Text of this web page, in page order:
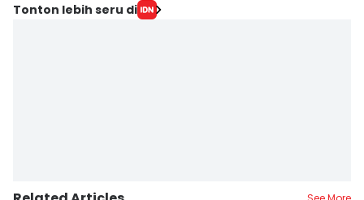
Tonton lebih seru di